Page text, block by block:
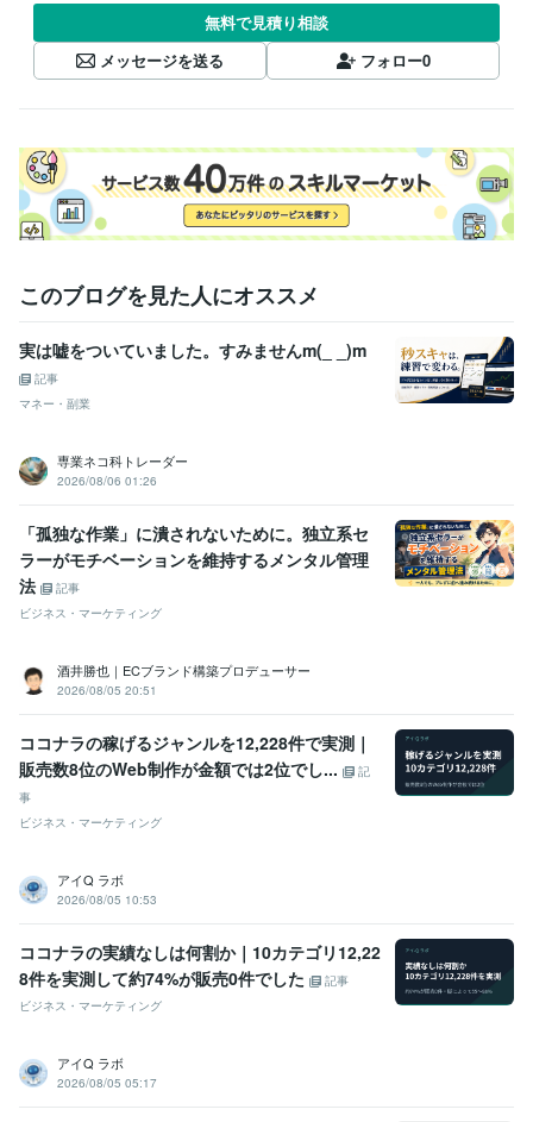
無料で見積り相談
メッセージを送る
フォロー0
このブログを見た人にオススメ
実は嘘をついていました。すみませんm(_ _)m
記事
マネー・副業
専業ネコ科トレーダー
2026/08/06 01:26
「孤独な作業」に潰されないために。独立系セ
ラーがモチベーションを維持するメンタル管理
法
記事
ビジネス・マーケティング
酒井勝也｜ECブランド構築プロデューサー
2026/08/05 20:51
ココナラの稼げるジャンルを12,228件で実測｜
販売数8位のWeb制作が金額では2位でし...
記
事
ビジネス・マーケティング
アイQ ラボ
2026/08/05 10:53
ココナラの実績なしは何割か｜10カテゴリ12,22
8件を実測して約74%が販売0件でした
記事
ビジネス・マーケティング
アイQ ラボ
2026/08/05 05:17